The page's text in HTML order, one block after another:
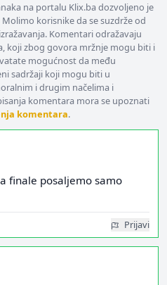
na portalu Klix.ba dozvoljeno je
korisnike da se suzdrže od
Komentari odražavaju
koji zbog govora mržnje mogu biti i
mogućnost da među
sadržaji koji mogu biti u
i drugim načelima i
komentara mora se upoznati
komentara.
finale posaljemo samo
Prijavi